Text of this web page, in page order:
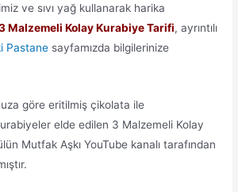
ve sıvı yağ kullanarak harika
Malzemeli Kolay Kurabiye Tarifi, ayrıntılı
Pastane sayfamızda bilgilerinize
göre eritilmiş çikolata ile
elde edilen 3 Malzemeli Kolay
Mutfak Aşkı YouTube kanalı tarafından